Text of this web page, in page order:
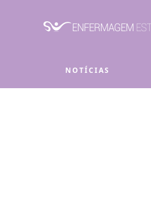
Skip to main content
NOTÍCIAS